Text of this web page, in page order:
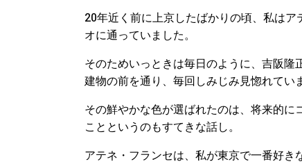
20年近く前に上京したばかりの頃、私は
オに通っていました。
そのためいっときは毎日のように、吉阪
建物の前を通り、毎回しみじみ見惚れてい
その鮮やかな色が選ばれたのは、将来的
ことというのもすてきな話し。
アテネ・フランセは、私が東京で一番好き